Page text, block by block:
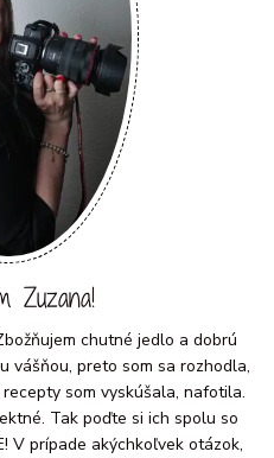
Zuzana!
chutné jedlo a dobrú
vášňou, preto som sa rozhodla,
som vyskúšala, nafotila.
Tak poďte si ich spolu so
V prípade akýchkoľvek otázok,